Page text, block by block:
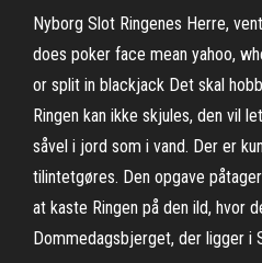
Nyborg Slot Ringenes Herre,
does poker face mean yahoo,
or split in blackjack Det skal
Ringen kan ikke skjules, den vil
såvel i jord som i vand. Der er
tilintetgøres. Den opgave
at kaste Ringen på den ild, hvor
Dommedagsbjerget, der ligger i